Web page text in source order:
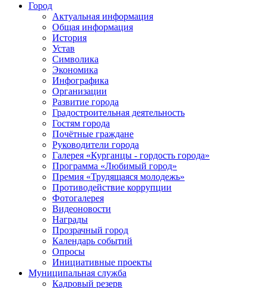
Город
Актуальная информация
Общая информация
История
Устав
Символика
Экономика
Инфографика
Организации
Развитие города
Градостроительная деятельность
Гостям города
Почётные граждане
Руководители города
Галерея «Курганцы - гордость города»
Программа «Любимый город»
Премия «Трудящаяся молодежь»
Противодействие коррупции
Фотогалерея
Видеоновости
Награды
Прозрачный город
Календарь событий
Опросы
Инициативные проекты
Муниципальная служба
Кадровый резерв